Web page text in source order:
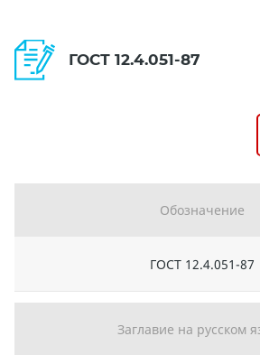
ГОСТ 12.4.051-87
Обозначение
ГОСТ 12.4.051-87
Заглавие на русском